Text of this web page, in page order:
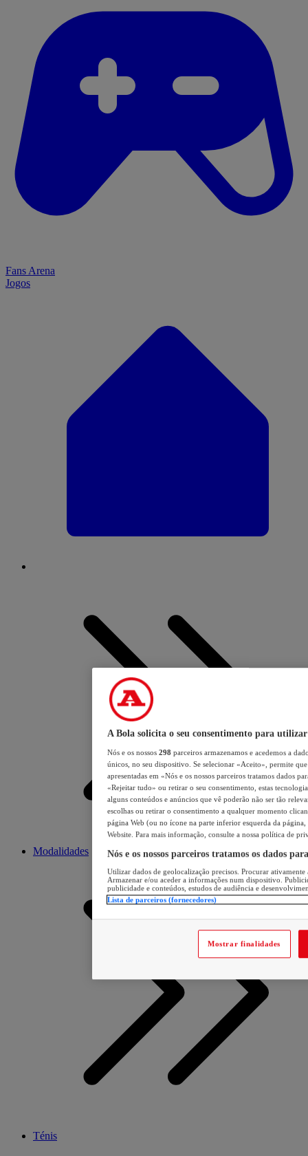
Fans Arena
Jogos
Modalidades
Ténis
A Bola solicita o seu consentimento para utilizar
Nós e os nossos 298 parceiros armazenamos e acedemos a
únicos, no seu dispositivo. Se selecionar «Aceito», permite
apresentadas em «Nós e os nossos parceiros tratamos dados
«Rejeitar tudo» ou retirar o seu consentimento, estas
alguns conteúdos e anúncios que vê poderão não ser tão
escolhas ou retirar o consentimento a qualquer momento
página Web (ou no ícone na parte inferior esquerda da página,
Website. Para mais informação, consulte a nossa política de
Nós e os nossos parceiros tratamos os dados
Utilizar dados de geolocalização precisos. Procurar
Armazenar e/ou aceder a informações num dispositivo.
publicidade e conteúdos, estudos de audiência e
Lista de parceiros (fornecedores)
Mostrar finalidades